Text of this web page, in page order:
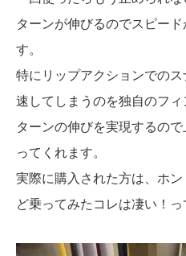
ターンが伸びるのでスピー
す。
特にリップアクションでの
速してしまうのを独自のフ
ターンの伸びを実現するの
ってくれます。
実際に購入された方は、ホ
ど乗ってみたコレは凄い！っ